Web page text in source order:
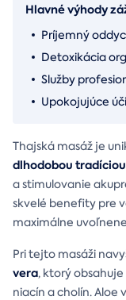
Hlavné výhody
Príjemný
Detoxikácia
Služby
Upokojujúce
Thajská masáž je
dlhodobou tradíciou
a stimulovanie
skvelé benefity pre
maximálne
Pri tejto masáži
vera, ktorý obsahuje
niacín a cholín.